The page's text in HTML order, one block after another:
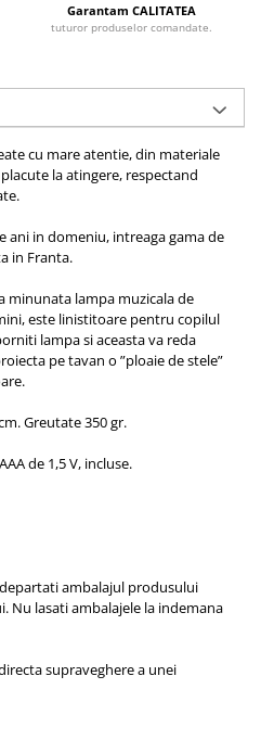
Garantam CALITATEA
tuturor produselor comandate.
cu mare atentie, din materiale
la atingere, respectand
ani in domeniu, intreaga gama de
in Franta.
minunata lampa muzicala de
este linistitoare pentru copilul
lampa si aceasta va reda
pe tavan o ”ploaie de stele”
Greutate 350 gr.
de 1,5 V, incluse.
ambalajul produsului
Nu lasati ambalajele la indemana
supraveghere a unei